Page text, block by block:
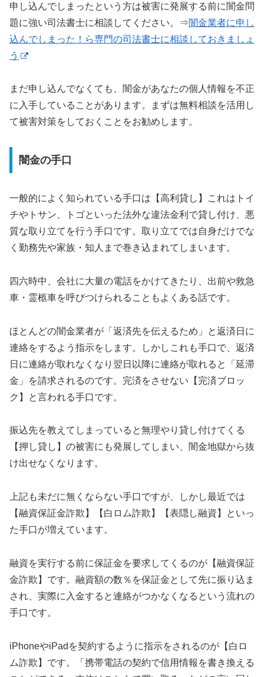
申し込んでしまったという方は被害に発展する前に闇金問
題に強い司法書士に相談してください。⇒闇金業者に申し
込んでしまった！ら専門の司法書士に相談しておきましょ
う
まだ申し込んでなくても、闇金があなたの個人情報を不正
に入手していることがあります。まずは無料相談を活用し
て被害対策をしておくことをお勧めします。
闇金の手口
一般的によく知られている手口は【高利貸し】これはトイ
チやトサン、トゴといった法外な違法金利で貸し付け、悪
質な取り立てを行う手口です。取り立てでは自身だけでな
く勤務先や家族・知人まで巻き込まれてしまいます。
四六時中、会社に大量の電話をかけてきたり、出前や救急
車・霊柩車を呼びつけられることもよくある話です。
ほとんどの闇金業者が「返済先を伝えるため」と返済日に
連絡をするよう指示をします。しかしこれも手口で、返済
日に連絡が取れなくなり翌日以降に連絡が取れると「延滞
金」を請求されるのです。完済をさせない【完済ブロッ
ク】と言われる手口です。
振込先を教えてしまっていると無理やり貸し付けてくる
【押し貸し】の被害にも発展してしまい、闇金地獄から抜
け出せなくなります。
上記も未だに無くならない手口ですが、しかし最近では
【融資保証金詐欺】【白ロム詐欺】【表隠し融資】といっ
た手口が増えています。
融資を実行する前に保証金を要求してくるのが【融資保証
金詐欺】です。融資額の数％を保証金として先に振り込ま
され、実際に入金すると連絡がつかなくなるという流れの
手口です。
iPhoneやiPadを契約するように指示をされるのが【白ロ
ム詐欺】です。「携帯電話の契約で信用情報を書き換える